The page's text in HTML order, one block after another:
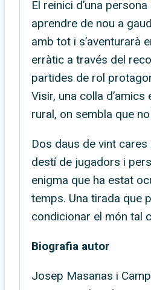
El reinici d’una
aprendre de nou a
amb tot i s’aventurarà
erràtic a través del
partides de rol
Visir, una colla
rural, on sembla que
Dos daus de vint
destí de jugadors i
enigma que ha estat
temps. Una tirada que
condicionar el món tal
Biografia autor
Josep Masanas i